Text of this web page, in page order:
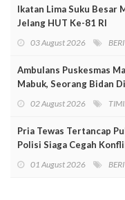
Ikatan Lima Suku Besar
Jelang HUT Ke-81 RI
03 August 2026
Ambulans Puskesmas
Mabuk, Seorang Bidan
02 August 2026
Pria Tewas Tertancap
Polisi Siaga Cegah
01 August 2026